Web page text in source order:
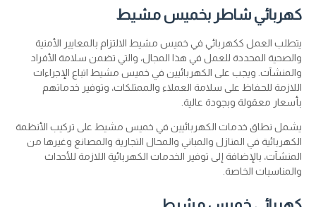
كهربائي شاطر بخميس مشيط
يتطلب العمل ككهربائي في خميس مشيط الالتزام بالمعايير الأمنية
والصحية المحددة للعمل في هذا المجال، والتي تضمن سلامة الأفراد
والمنشآت. ويجب على الكهربائيين في خميس مشيط اتباع الإجراءات
اللازمة للحفاظ على سلامة العملاء والممتلكات، وتوفير خدماتهم
بأسعار معقولة وبجودة عالية.
يشمل نطاق خدمات الكهربائيين في خميس مشيط على تركيب الأنظمة
الكهربائية في المنازل والمباني والمحال التجارية والمصانع وغيرها من
المنشآت، بالإضافة إلى توفير الخدمات الكهربائية اللازمة للأحداث
والمناسبات الخاصة.